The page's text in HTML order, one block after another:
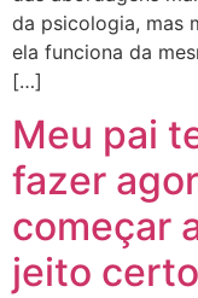
da psicologia, mas
ela funciona da
[…]
Meu pai
fazer
começar
jeito certo